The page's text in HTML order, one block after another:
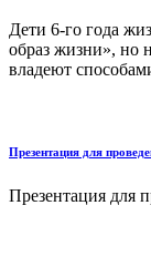
Дети 6-го года
образ жизни», но
владеют
Презентация для
Презентация для